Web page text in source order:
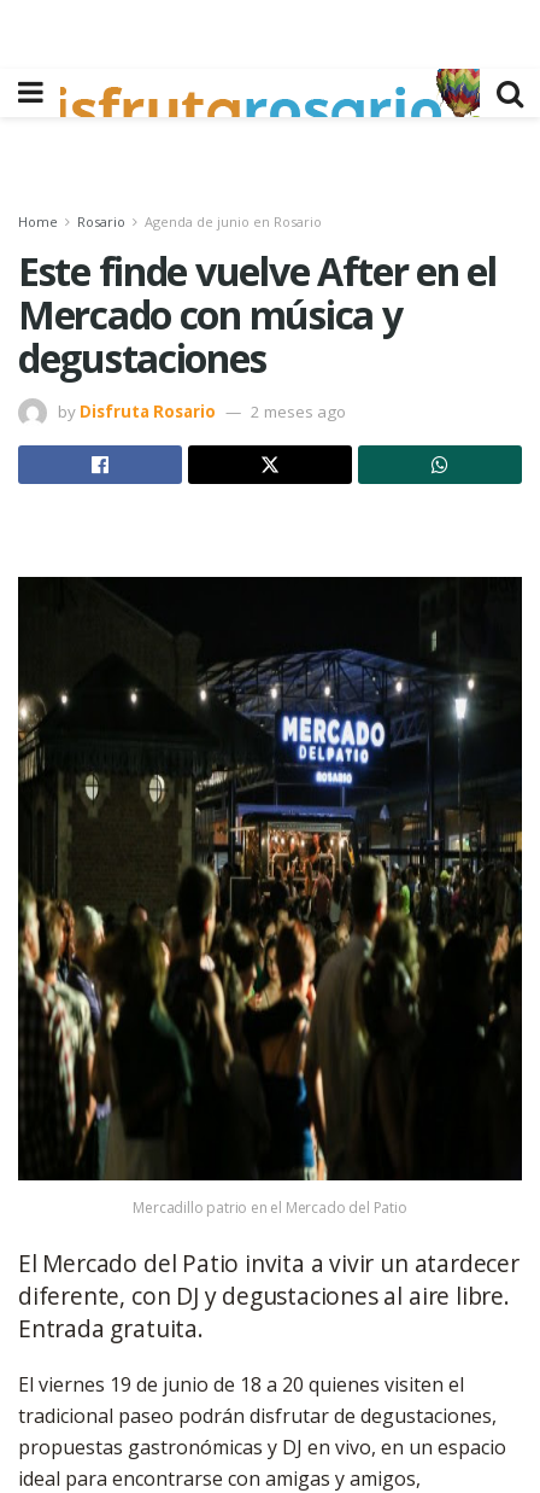
Home Rosario Agenda de junio en Rosario
Este finde vuelve After en el
Mercado con música y
degustaciones
by Disfruta Rosario 2 meses ago
Mercadillo patrio en el Mercado del Patio
El Mercado del Patio invita a vivir un atardecer
diferente, con DJ y degustaciones al aire libre.
Entrada gratuita.
El viernes 19 de junio de 18 a 20 quienes visiten el
tradicional paseo podrán disfrutar de degustaciones,
propuestas gastronómicas y DJ en vivo, en un espacio
ideal para encontrarse con amigas y amigos,